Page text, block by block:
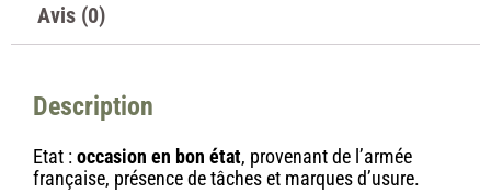
Avis (0)
Description
Etat :occasion en bon état, provenant de l’armée
française, présence de tâches et marques d’usure.